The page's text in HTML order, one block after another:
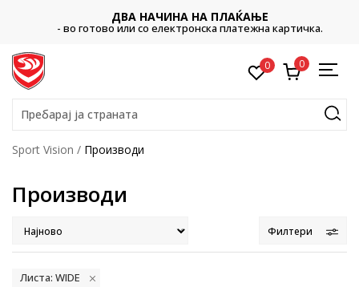
ДВА НАЧИНА НА ПЛАЌАЊЕ
- во готово или со електронска платежна картичка.
0 0
Пребарај ја страната
Sport Vision Производи
Производи
Филтери
Листа: WIDE